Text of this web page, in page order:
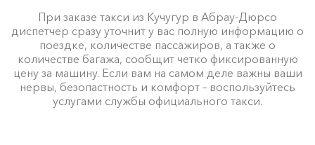
При заказе такси из Кучугур в Абрау-Дюрсо
диспетчер сразу уточнит у вас полную информацию о
поездке, количестве пассажиров, а также о
количестве багажа, сообщит четко фиксированную
цену за машину. Если вам на самом деле важны ваши
нервы, безопастность и комфорт – воспользуйтесь
услугами службы официального такси.